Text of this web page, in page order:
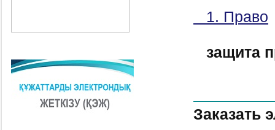
1. Право
защита
Заказать